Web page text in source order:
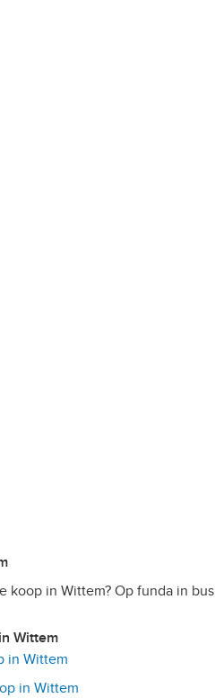
koop in Wittem? Op funda in
Wittem
in Wittem
in Wittem